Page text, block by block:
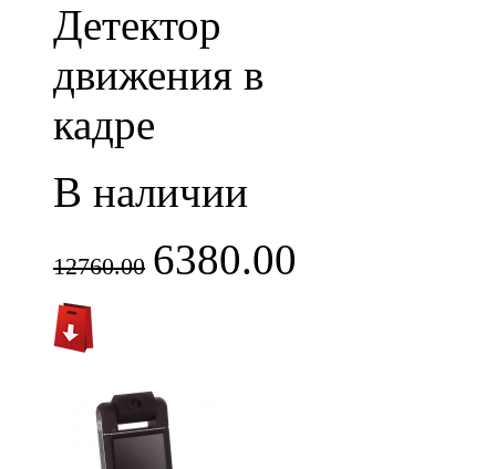
Детектор
движения в
кадре
В наличии
12760.00 6380.00